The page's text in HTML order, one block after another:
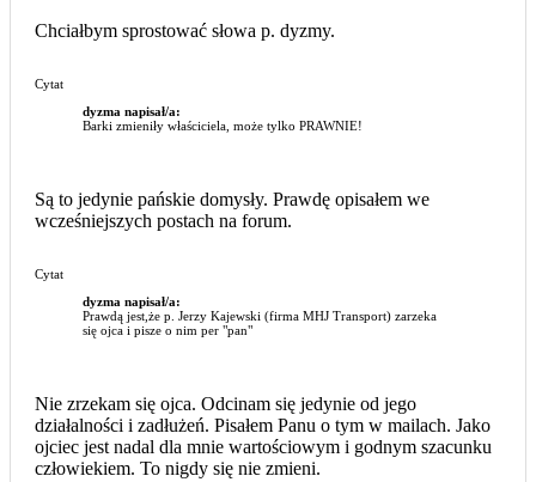
Chciałbym sprostować słowa p. dyzmy.
Cytat
dyzma napisał/a:
Barki zmieniły właściciela, może tylko PRAWNIE!
Są to jedynie pańskie domysły. Prawdę opisałem we
wcześniejszych postach na forum.
Cytat
dyzma napisał/a:
Prawdą jest,że p. Jerzy Kajewski (firma MHJ Transport) zarzeka
się ojca i pisze o nim per "pan"
Nie zrzekam się ojca. Odcinam się jedynie od jego
działalności i zadłużeń. Pisałem Panu o tym w mailach. Jako
ojciec jest nadal dla mnie wartościowym i godnym szacunku
człowiekiem. To nigdy się nie zmieni.